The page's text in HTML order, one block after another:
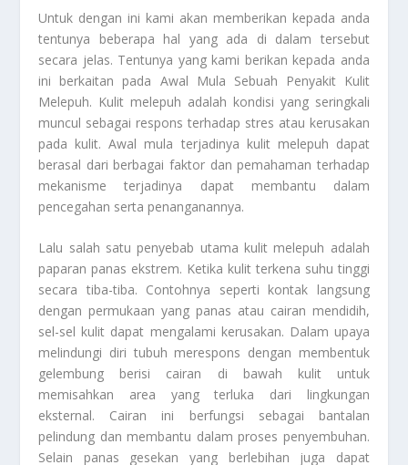
Untuk dengan ini kami akan memberikan kepada anda
tentunya beberapa hal yang ada di dalam tersebut
secara jelas. Tentunya yang kami berikan kepada anda
ini berkaitan pada Awal Mula Sebuah Penyakit Kulit
Melepuh. Kulit melepuh adalah kondisi yang seringkali
muncul sebagai respons terhadap stres atau kerusakan
pada kulit. Awal mula terjadinya kulit melepuh dapat
berasal dari berbagai faktor dan pemahaman terhadap
mekanisme terjadinya dapat membantu dalam
pencegahan serta penanganannya.
Lalu salah satu penyebab utama kulit melepuh adalah
paparan panas ekstrem. Ketika kulit terkena suhu tinggi
secara tiba-tiba. Contohnya seperti kontak langsung
dengan permukaan yang panas atau cairan mendidih,
sel-sel kulit dapat mengalami kerusakan. Dalam upaya
melindungi diri tubuh merespons dengan membentuk
gelembung berisi cairan di bawah kulit untuk
memisahkan area yang terluka dari lingkungan
eksternal. Cairan ini berfungsi sebagai bantalan
pelindung dan membantu dalam proses penyembuhan.
Selain panas gesekan yang berlebihan juga dapat